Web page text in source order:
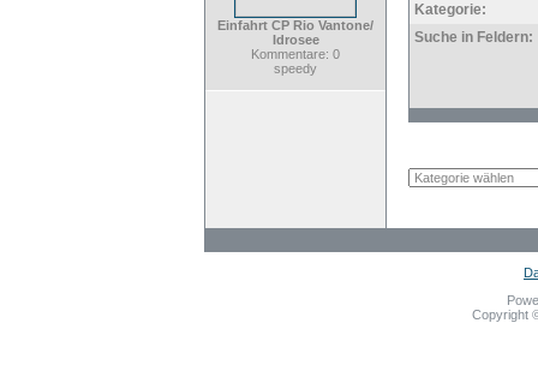
Einfahrt CP Rio Vantone/
Idrosee
Kommentare: 0
speedy
Kategorie:
Suche in Feldern:
Copyright